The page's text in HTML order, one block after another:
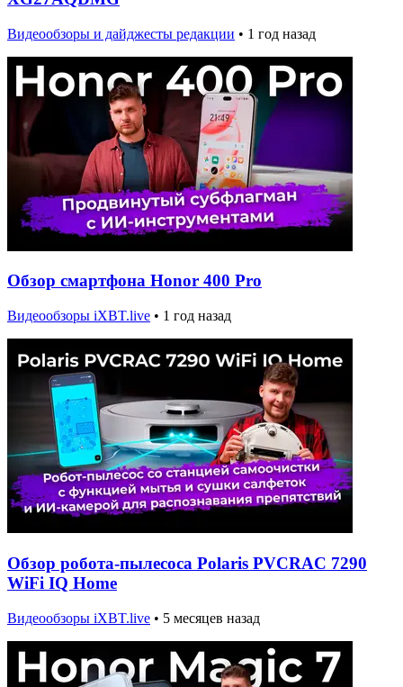
Видеообзоры и дайджесты редакции • 1 год назад
Обзор смартфона Honor 400 Pro
Видеообзоры iXBT.live • 1 год назад
Обзор робота-пылесоса Polaris PVCRAC 7290
WiFi IQ Home
Видеообзоры iXBT.live • 5 месяцев назад